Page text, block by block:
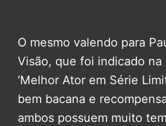
O mesmo valendo para
Visão, que foi indicado na
‘Melhor Ator em Série
bem bacana e
ambos possuem muito